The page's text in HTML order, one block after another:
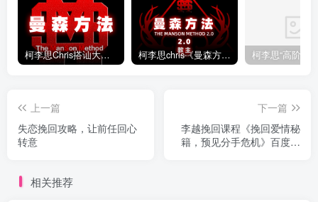
柯李思Chris搭讪大师“曼森方法”完整版下载 柯李思chris《曼森方法2.0课程》百度云免费下载
上一篇
失恋挽回攻略，让前任回心
转意
下一篇
李越挽回课程《挽回爱情秘
籍，预见分手危机》百度云
相关推荐